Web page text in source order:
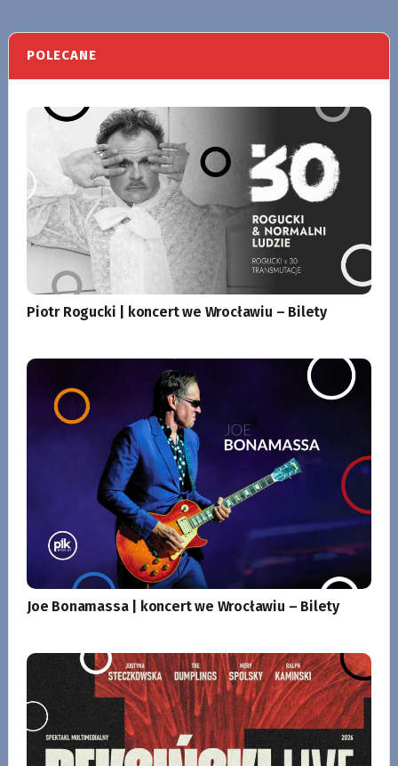
POLECANE
Piotr Rogucki | koncert we Wrocławiu – Bilety
Joe Bonamassa | koncert we Wrocławiu – Bilety